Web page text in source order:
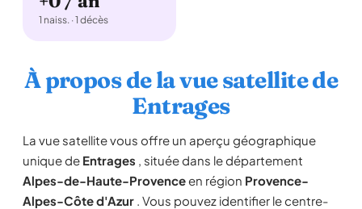
1 naiss. · 1 décès
À propos de la vue satellite de
Entrages
La vue satellite vous offre un aperçu géographique
unique de Entrages , située dans le département
Alpes-de-Haute-Provenceen région Provence-
Alpes-Côte d'Azur . Vous pouvez identifier le centre-